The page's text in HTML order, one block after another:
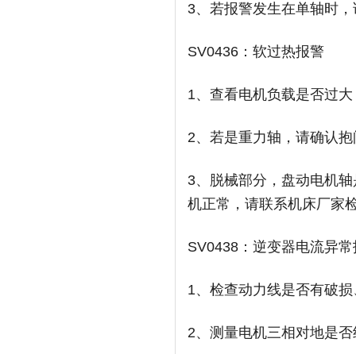
3、若报警发生在单轴时
SV0436：软过热报警
1、查看电机负载是否过大
2、若是重力轴，请确认
3、脱械部分，盘动电机
机正常，请联系机床厂家
SV0438：逆变器电流异
1、检查动力线是否有破
2、测量电机三相对地是